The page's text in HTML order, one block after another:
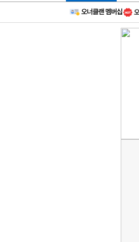
6등급
15등급
16등급